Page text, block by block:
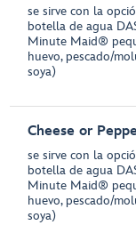
se sirve con la
botella de agua
Minute Maid®
huevo, pescado/
soya)
Cheese or
se sirve con la
botella de agua
Minute Maid®
huevo, pescado/
soya)